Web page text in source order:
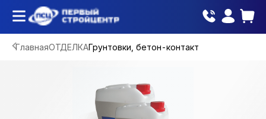
ГлавнаяОТДЕЛКАГрунтовки, бетон-контакт